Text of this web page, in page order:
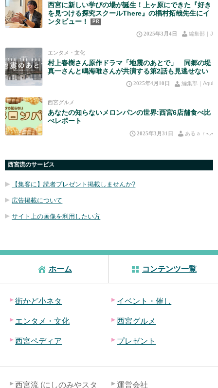
西宮に新しい学びの場が誕生！上ヶ原にできた『好き
を見つける探究スクールThere』の椙村拓哉先生にイ
ンタビュー！
PR
2025年3月4日 編集部｜J
エンタメ・文化
村上春樹さん原作ドラマ「地震のあとで」 同郷の堤
真一さんと鳴海唯さんが共演する第2話も見逃せない
2025年4月10日 編集部｜Aqui
西宮グルメ
あなたの知らないメロンパンの世界:西宮6店舗食べ比
べレポート
2025年3月31日 あるａｒ•⁠ᴗ⁠•⁠
西宮流のサービス
【集客に】読者プレゼント掲載しませんか?
広告掲載について
サイト上の画像を利用したい方
ホーム コンテンツ一覧
街かど小ネタ イベント・催し
エンタメ・文化 西宮グルメ
西宮ペディア プレゼント
西宮流 (にしのみやスタ 運営会社